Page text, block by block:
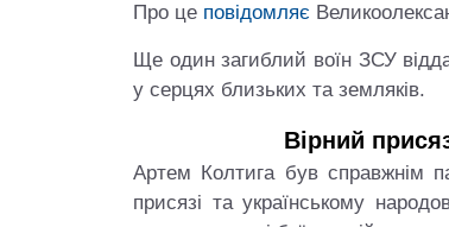
Про це повідомляє
Ще один загиблий воїн ЗСУ
у серцях близьких та земляків.
Вірний
Артем Колтига був справжнім
присязі та українському